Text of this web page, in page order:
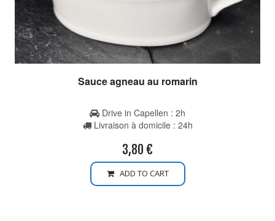
Sauce agneau au romarin
Drive in Capellen : 2h
Livraison à domicile : 24h
3,80 €
ADD TO CART